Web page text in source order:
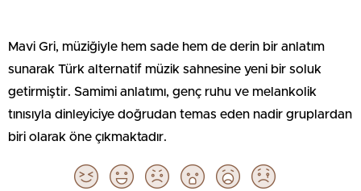
Mavi Gri, müziğiyle hem sade hem de derin bir anlatım
sunarak Türk alternatif müzik sahnesine yeni bir soluk
getirmiştir. Samimi anlatımı, genç ruhu ve melankolik
tınısıyla dinleyiciye doğrudan temas eden nadir gruplardan
biri olarak öne çıkmaktadır.